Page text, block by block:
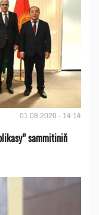
01.08.2026 - 14:14
sammitiniň